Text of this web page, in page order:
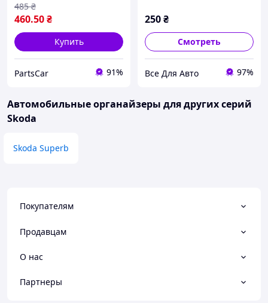
460.50₴
485 ₴
Купить
PartsCar 91%
250₴
Смотреть
Все Для Авто 97%
Автомобильные органайзеры для других серий
Skoda
Skoda Superb
Покупателям
Продавцам
О нас
Партнеры